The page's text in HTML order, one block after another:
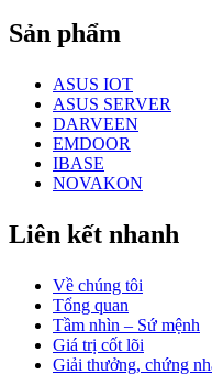
Sản phẩm
ASUS IOT
ASUS SERVER
DARVEEN
EMDOOR
IBASE
NOVAKON
Liên kết nhanh
Về chúng tôi
Tổng quan
Tầm nhìn – Sứ mệnh
Giá trị cốt lõi
Giải thưởng, chứng